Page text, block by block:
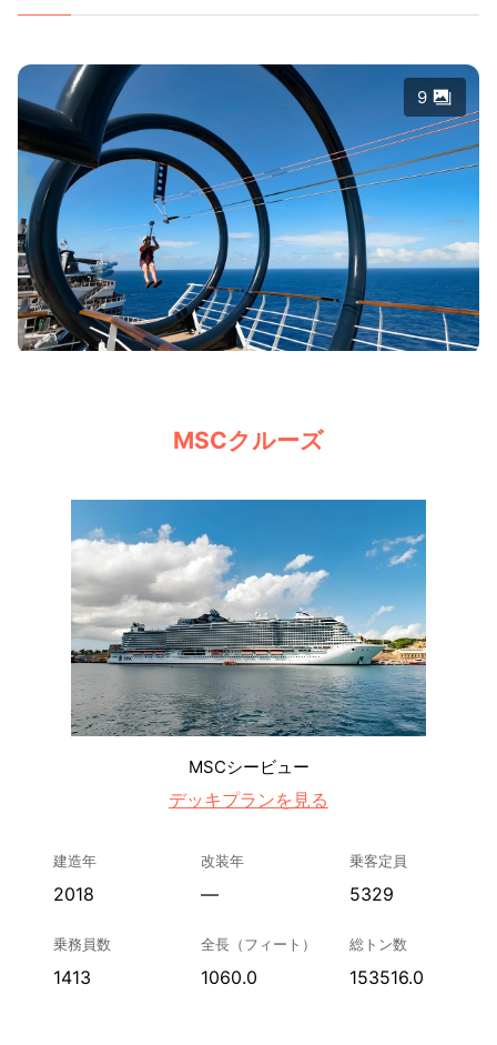
9
MSCクルーズ
MSCシービュー
デッキプランを見る
建造年
2018
改装年
—
乗客定員
5329
乗務員数
1413
全長（フィート）
1060.0
総トン数
153516.0